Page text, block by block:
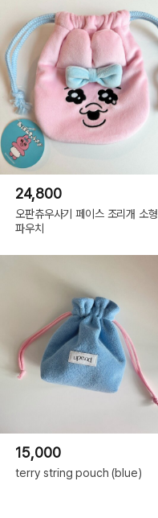
24,800
오판츄우사기 페이스 조리개 소형
파우치
15,000
terry string pouch (blue)